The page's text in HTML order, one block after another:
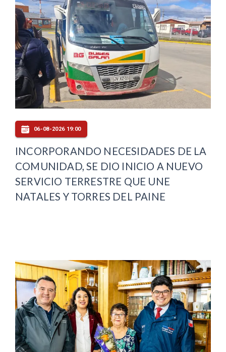
06-08-2026 19:00
INCORPORANDO NECESIDADES DE LA
COMUNIDAD, SE DIO INICIO A NUEVO
SERVICIO TERRESTRE QUE UNE
NATALES Y TORRES DEL PAINE